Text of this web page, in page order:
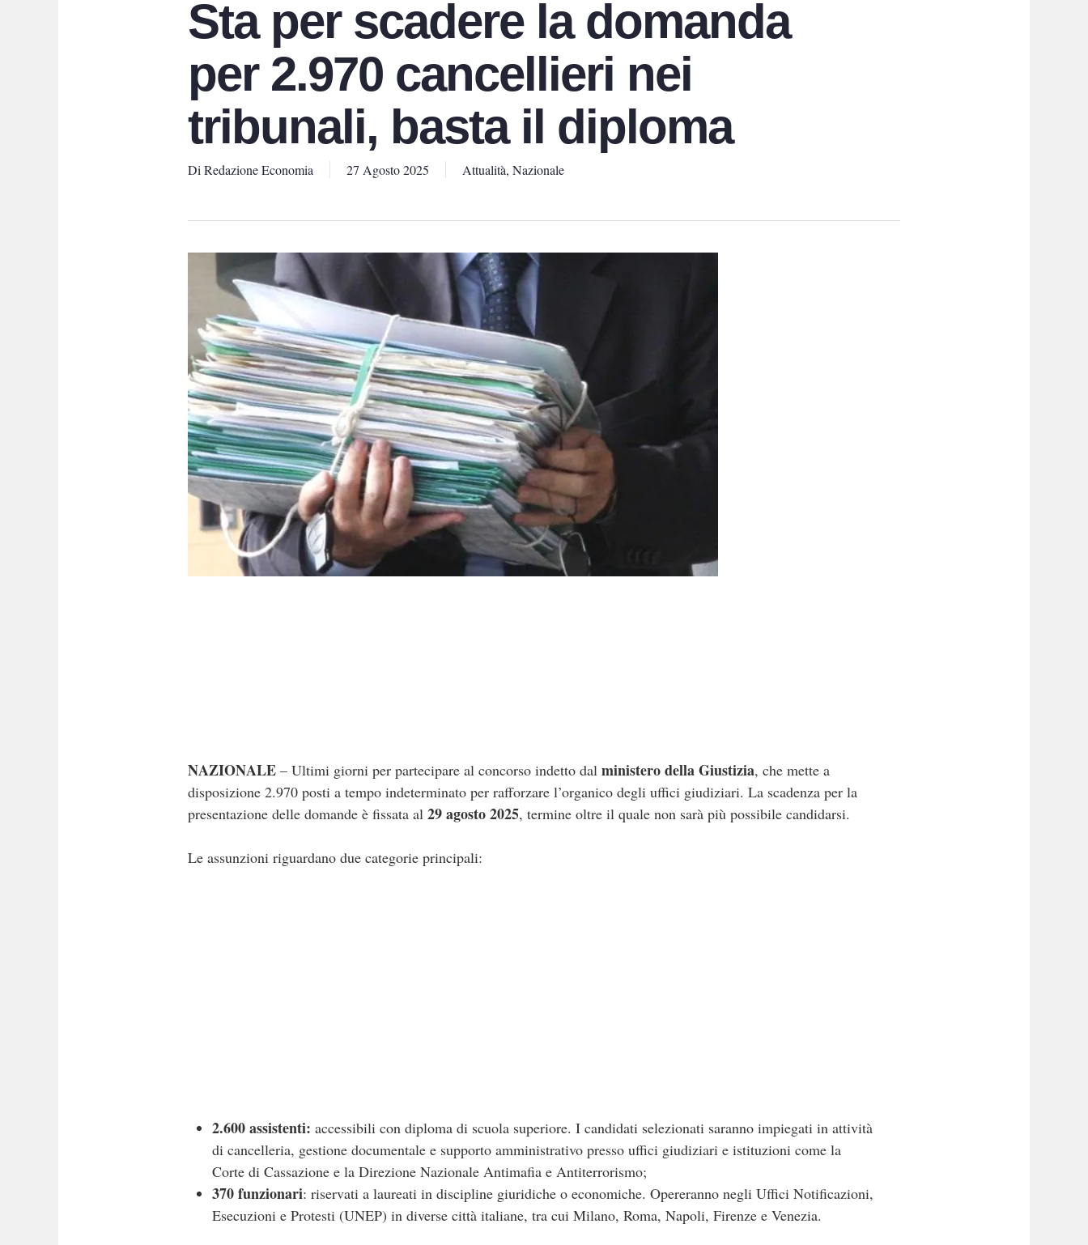
Sta per scadere la domanda
per 2.970 cancellieri nei
tribunali, basta il diploma
Di Redazione Economia 27 Agosto 2025 Attualità, Nazionale
NAZIONALE – Ultimi giorni per partecipare al concorso indetto dal ministero della Giustizia, che mette a
disposizione 2.970 posti a tempo indeterminato per rafforzare l’organico degli uffici giudiziari. La scadenza per la
presentazione delle domande è fissata al 29 agosto 2025, termine oltre il quale non sarà più possibile candidarsi.
Le assunzioni riguardano due categorie principali:
2.600 assistenti: accessibili con diploma di scuola superiore. I candidati selezionati saranno impiegati in attività
di cancelleria, gestione documentale e supporto amministrativo presso uffici giudiziari e istituzioni come la
Corte di Cassazione e la Direzione Nazionale Antimafia e Antiterrorismo;
370 funzionari: riservati a laureati in discipline giuridiche o economiche. Opereranno negli Uffici Notificazioni,
Esecuzioni e Protesti (UNEP) in diverse città italiane, tra cui Milano, Roma, Napoli, Firenze e Venezia.